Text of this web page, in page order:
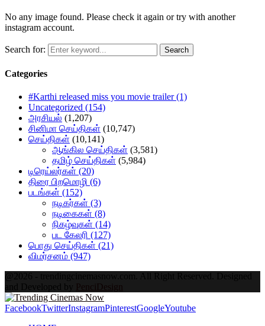
No any image found. Please check it again or try with another
instagram account.
Search for: Search
Categories
#Karthi released miss you movie trailer(1)
Uncategorized (154)
அரசியல் (1,207)
சினிமா செய்திகள் (10,747)
செய்திகள் (10,141)
ஆங்கில செய்திகள் (3,581)
தமிழ் செய்திகள் (5,984)
டிரெய்லர்கள் (20)
திரை பிறமொழி (6)
படங்கள் (152)
நடிகர்கள் (3)
நடிகைகள் (8)
நிகழ்வுகள் (14)
பட கேலரி (127)
பொது செய்திகள் (21)
விமர்சனம் (947)
@2026 - trendingcinemasnow.com. All Right Reserved. Designed
and Developed by PenciDesign
FacebookTwitterInstagramPinterestGoogleYoutube